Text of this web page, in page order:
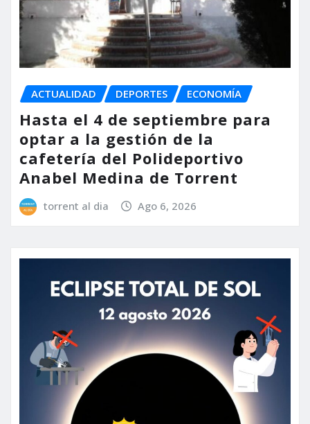
ACTUALIDAD DEPORTES ECONOMÍA
Hasta el 4 de septiembre para
optar a la gestión de la
cafetería del Polideportivo
Anabel Medina de Torrent
torrent al dia Ago 6, 2026